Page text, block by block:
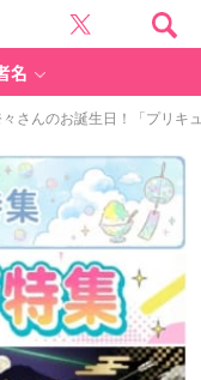
名
さんのお誕生日！「プリキ